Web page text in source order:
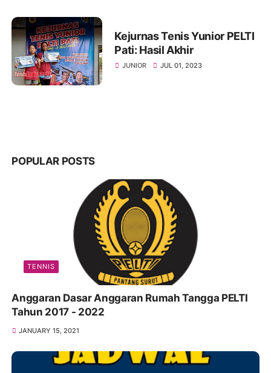
Kejurnas Tenis Yunior PELTI
Pati: Hasil Akhir
JUNIOR JUL 01, 2023
POPULAR POSTS
TENNIS
Anggaran Dasar Anggaran Rumah Tangga PELTI
Tahun 2017 - 2022
JANUARY 15, 2021